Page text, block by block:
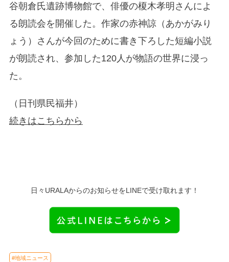
谷朝倉氏遺跡博物館で、俳優の榎木孝明さんによ
る朗読会を開催した。作家の赤神諒（あかがみり
ょう）さんが今回のために書き下ろした短編小説
が朗読され、参加した120人が物語の世界に浸っ
た。
（日刊県民福井）
続きはこちらから
日々URALAからのお知らせをLINEで受け取れます！
#地域ニュース